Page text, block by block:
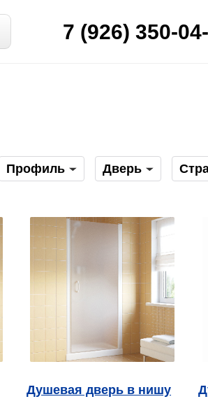
7 (926) 350-
Профиль Дверь
Душевая дверь в нишу